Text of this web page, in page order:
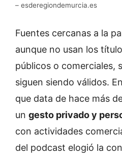
– esderegiondemurcia.es
Fuentes cercanas a la
aunque no usan los
públicos o comerciales,
siguen siendo válidos.
que data de hace más
un gesto privado y
con actividades
del podcast elogió la